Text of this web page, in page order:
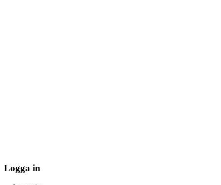
Logga in